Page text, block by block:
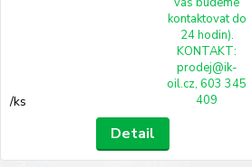
/ks
kontaktovat do
24 hodin).
KONTAKT:
prodej@ik-
oil.cz, 603 345
409
Detail